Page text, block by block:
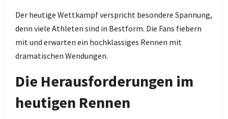
Der heutige Wettkampf verspricht besondere Spannung,
denn viele Athleten sind in Bestform. Die Fans fiebern
mit und erwarten ein hochklassiges Rennen mit
dramatischen Wendungen.
Die Herausforderungen im
heutigen Rennen